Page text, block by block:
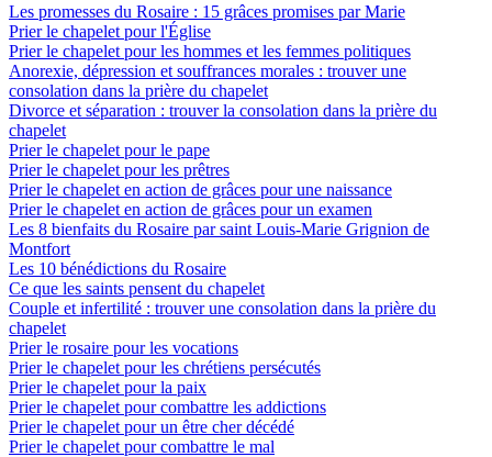
Les promesses du Rosaire : 15 grâces promises par Marie
Prier le chapelet pour l'Église
Prier le chapelet pour les hommes et les femmes politiques
Anorexie, dépression et souffrances morales : trouver une
consolation dans la prière du chapelet
Divorce et séparation : trouver la consolation dans la prière du
chapelet
Prier le chapelet pour le pape
Prier le chapelet pour les prêtres
Prier le chapelet en action de grâces pour une naissance
Prier le chapelet en action de grâces pour un examen
Les 8 bienfaits du Rosaire par saint Louis-Marie Grignion de
Montfort
Les 10 bénédictions du Rosaire
Ce que les saints pensent du chapelet
Couple et infertilité : trouver une consolation dans la prière du
chapelet
Prier le rosaire pour les vocations
Prier le chapelet pour les chrétiens persécutés
Prier le chapelet pour la paix
Prier le chapelet pour combattre les addictions
Prier le chapelet pour un être cher décédé
Prier le chapelet pour combattre le mal